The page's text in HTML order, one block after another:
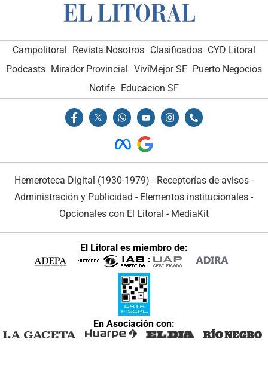
Campolitoral Revista Nosotros Clasificados CYD Litoral
Podcasts Mirador Provincial VivíMejor SF Puerto Negocios
Notife
Educacion SF
Hemeroteca Digital (1930-1979) - Receptorías de avisos -
Administración y Publicidad - Elementos institucionales -
Opcionales con El Litoral - MediaKit
El Litoral es miembro de:
En Asociación con: